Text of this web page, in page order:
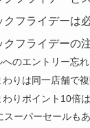
クフライデーは
クフライデーの
へのエントリー忘れ
わりは同一店舗で
わりポイント10倍
スーパーセールも